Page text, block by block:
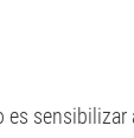
sensibilizar